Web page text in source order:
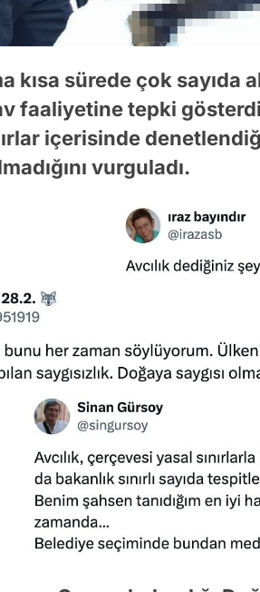
kısa sürede çok sayıda
faaliyetine tepki
içerisinde
vurguladı.